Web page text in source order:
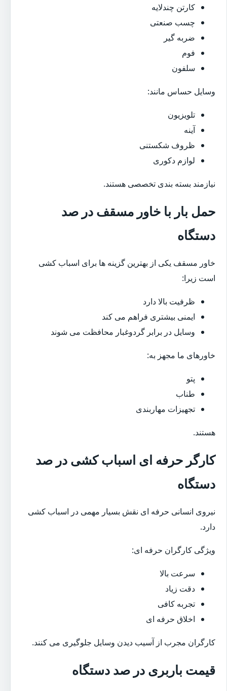
کارتن چندلایه
چسب صنعتی
ضربه گیر
فوم
سلفون
وسایل حساس مانند:
تلویزیون
آینه
ظروف شکستنی
لوازم دکوری
نیازمند بسته بندی تخصصی هستند.
حمل بار با خاور مسقف در صد
دستگاه
خاور مسقف یکی از بهترین گزینه ها برای اسباب کشی
است زیرا:
ظرفیت بالا دارد
ایمنی بیشتری فراهم می کند
وسایل در برابر گردوغبار محافظت می شوند
خاورهای ما مجهز به:
پتو
طناب
تجهیزات مهاربندی
هستند.
کارگر حرفه ای اسباب کشی در صد
دستگاه
نیروی انسانی حرفه ای نقش بسیار مهمی در اسباب کشی
دارد.
ویژگی کارگران حرفه ای:
سرعت بالا
دقت زیاد
تجربه کافی
اخلاق حرفه ای
کارگران مجرب از آسیب دیدن وسایل جلوگیری می کنند.
قیمت باربری در صد دستگاه